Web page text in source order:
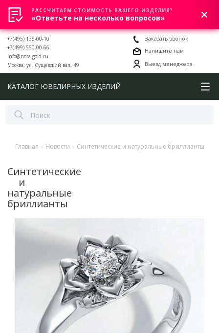
0
+7(495) 135-00-10
+7(499) 550-00-66
info@nota-gold.ru
Москва, ул. Сущевский вал, 49
Заказать звонок
Напишите нам
Выезд менеджера
КАТАЛОГ ЮВЕЛИРНЫХ ИЗДЕЛИЙ
Главная - Новости - Синтетические и натуральные бриллианты
Синтетические
и
натуральные
бриллианты
РАССЧИТАЕМ СТОИМОСТЬ ВАШЕГО ИЗДЕЛИЯ?
«Ответьте на несколько вопросов»